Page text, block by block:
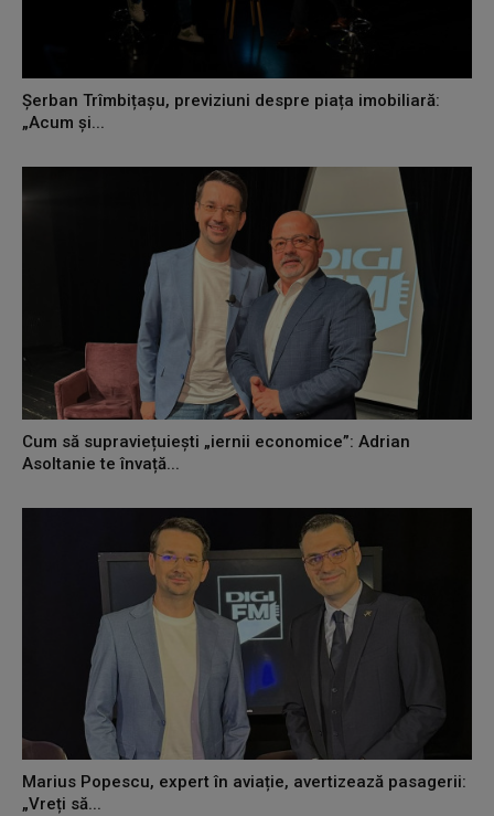
Șerban Trîmbițașu, previziuni despre piața imobiliară:
„Acum și...
Cum să supraviețuiești „iernii economice”: Adrian
Asoltanie te învață...
Marius Popescu, expert în aviație, avertizează pasagerii:
„Vreți să...